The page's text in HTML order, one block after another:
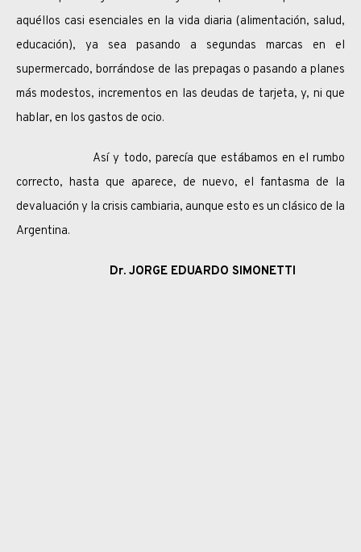
aquéllos casi esenciales en la vida diaria (alimentación, salud,
educación), ya sea pasando a segundas marcas en el
supermercado, borrándose de las prepagas o pasando a planes
más modestos, incrementos en las deudas de tarjeta, y, ni que
hablar, en los gastos de ocio.
Así y todo, parecía que estábamos en el rumbo
correcto, hasta que aparece, de nuevo, el fantasma de la
devaluación y la crisis cambiaria, aunque esto es un clásico de la
Argentina.
Dr. JORGE EDUARDO SIMONETTI